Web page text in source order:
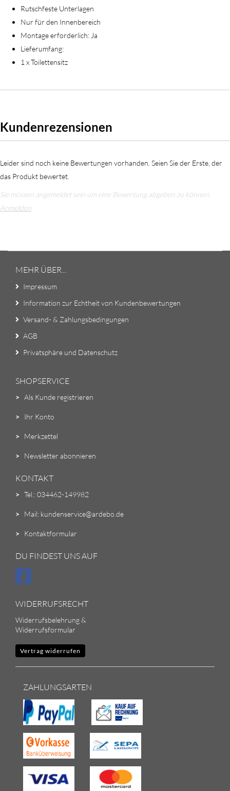
Rutschfeste Unterlagen
Nur für den Innenbereich
Montage erforderlich: Ja
Lieferumfang:
1 x Toilettensitz
Kundenrezensionen
Leider sind noch keine Bewertungen vorhanden. Seien Sie der Erste, der
das Produkt bewertet.
Sie müssen angemeldet sein um eine Bewertung abgeben zu können.
Anmelden
MEHR ÜBER...
Impressum
Information zur Echtheit von Kundenbewertungen
Versand- & Zahlungsbedingungen
AGB
Privatsphäre und Datenschutz
SHOPSERVICE
> Als Kunde registrieren
> Ihr Konto
> Merkzettel
> Newsletter abonnieren
KONTAKT
> Tel.: 034462-149982
> Mail: kundenservice@ardebo.de
> Kontaktformular
DU FINDEST UNS AUF
WIDERRUFSRECHT
Widerrufsbelehrung &
Widerrufsformular
Vertrag widerrufen
ZAHLUNGSARTEN